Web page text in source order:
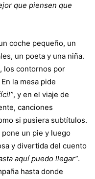
que piensen que
coche pequeño, un
un poeta y una niña.
los contornos por
la mesa pide
, y en el viaje de
canciones
si pusiera subtítulos.
un pie y luego
y divertida del cuento
aquí puedo llegar”.
hasta donde